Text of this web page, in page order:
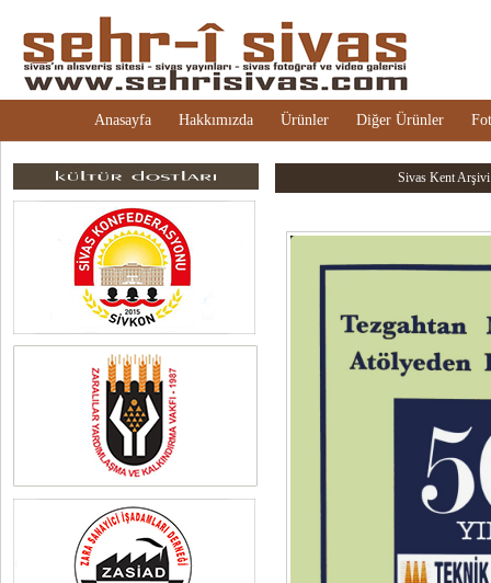
Anasayfa Hakkımızda Ürünler Diğer Ürünler
Sivas Kent Arşivi